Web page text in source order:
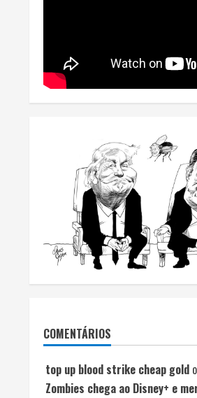
COMENTÁRIOS
top up blood strike cheap gold
Zombies chega ao Disney+ e